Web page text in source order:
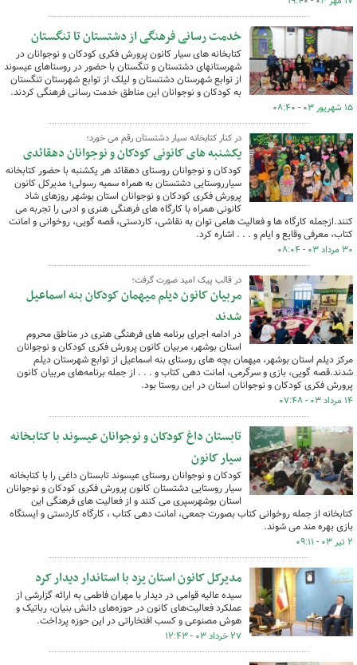
خدمت رسانی فرهنگی از دشتستان تا تنگستان
کتابخانه های سیار کانون پرورش فکری کودکان و نوجوانان در
شهرستانهای دشتستان و تنگستان با حضور در روستاهای عیسوند
از توابع شهرستان دشتستان و لیلک از توابع شهرستان تنگستان
به کودکان و نوجوانان این مناطق خدمت رسانی فرهنگی کردند.
۱۵ شهریور ۰۳ - ۰۸:۴۰
در کنار کتابخانه سیار دشتستان رقم می خورد؛
یکشنبه های کانونی کودکان و نوجوانان دهقائدی
کودکان و نوجوانان روستای دهقائد هر یکشنبه با حضور کتابخانه
سیارروستایی دشتستان به همراه سمیه رسولی؛ مدیرکل کانون
پرورش فکری کودکان و نوجوانان استان بوشهر روزهای شاد
کانونی همراه با کارگاه های فرهنگی هنری و ادبی را تجربه می
کنند.ازجمله کارگاه ها و فعالیت هامی توان به نقاشی، کاردستی، قصه گویی، روخوانی و امانت
کتاب، معرفی وقایع و ایام و . . . اشاره کرد.
۳۰ مرداد ۰۳ - ۰۸:۰۴
در قالب پیک امید صورت گرفت؛
مربیان کانون دیلم میهمان کودکان بنه اسماعیل
شدند
در ادامه اجرای برنامه های فرهنگی هنری در مناطق محروم
استان بوشهر، مربیان کانون پرورش فکری کودکان و نوجوانان
مرکز دیلم استان بوشهر، میهمان بچه های روستای بنه اسماعیل از توابع شهرستان دیلم
شدند.قصه گویی، بازی و سرگرمی، امانت دهی کتاب و . . . از جمله برنامه‌های مربیان کانون
پرورش فکری کودکان و نوجوانان استان در این روستا بود.
۱۴ مرداد ۰۳ - ۰۷:۴۸
تابستان داغ کودکان و نوجوانان عیسوند با کتابخانه
سیار کانون
کودکان و نوجوانان روستای عیسوند تابستان داغی را با کتابخانه
سیار روستایی دشتستان کانون پرورش فکری کودکان و نوجوانان
استان بوشهرسپری می کنند و از فعالیت های فرهنگی این
کتابخانه از جمله روخوانی کتاب بصورت جمعی، امانت دهی کتاب ، کارگاه کاردستی و ایستگاه
بازی بهره مند می شوند.
۲ تیر ۰۳ - ۰۹:۱۱
مدیرکل کانون استان یزد با استاندار دیدار کرد
سیده عالیه قوامی در دیدار با مهران فاطمی به ارائه گزارشی از
عملکرد فعالیت‌های کانون در حوزه‌های دانش بنیان، رباتیک و
هوش مصنوعی و کسب افتخاراتی در این حوزه پرداخت.
۲۷ خرداد ۰۳ - ۱۲:۴۳